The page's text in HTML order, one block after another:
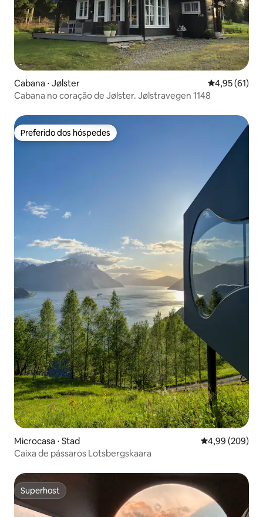
Cabana ⋅ Jølster 4,95 de uma
4,95 (61)
Cabana no coração de Jølster. Jølstravegen 1148
Preferido dos hóspedes
Preferido dos hóspedes
Microcasa ⋅ Stad 4,99 de uma
4,99 (209)
Caixa de pássaros Lotsbergskaara
Superhost
Superhost